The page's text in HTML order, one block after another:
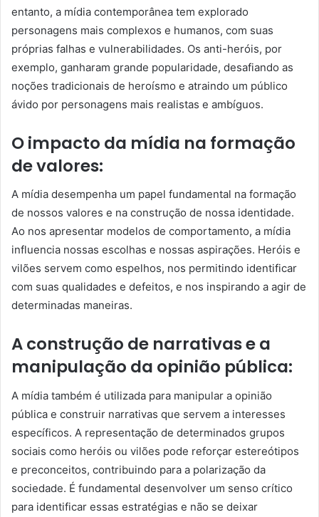
entanto, a mídia contemporânea tem explorado
personagens mais complexos e humanos, com suas
próprias falhas e vulnerabilidades. Os anti-heróis, por
exemplo, ganharam grande popularidade, desafiando as
noções tradicionais de heroísmo e atraindo um público
ávido por personagens mais realistas e ambíguos.
O impacto da mídia na formação
de valores:
A mídia desempenha um papel fundamental na formação
de nossos valores e na construção de nossa identidade.
Ao nos apresentar modelos de comportamento, a mídia
influencia nossas escolhas e nossas aspirações. Heróis e
vilões servem como espelhos, nos permitindo identificar
com suas qualidades e defeitos, e nos inspirando a agir de
determinadas maneiras.
A construção de narrativas e a
manipulação da opinião pública:
A mídia também é utilizada para manipular a opinião
pública e construir narrativas que servem a interesses
específicos. A representação de determinados grupos
sociais como heróis ou vilões pode reforçar estereótipos
e preconceitos, contribuindo para a polarização da
sociedade. É fundamental desenvolver um senso crítico
para identificar essas estratégias e não se deixar